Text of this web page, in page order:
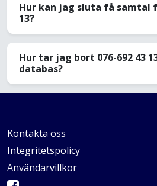
Hur kan jag sluta få samtal
13?
Hur tar jag bort 076-692 43
databas?
Kontakta oss
Integritetspolicy
Användarvillkor